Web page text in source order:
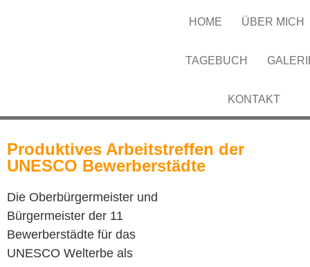
HOME ÜBER MICH
TAGEBUCH
KONTAKT
Produktives Arbeitstreffen der
UNESCO Bewerberstädte
Die Oberbürgermeister und
Bürgermeister der 11
Bewerberstädte für das
UNESCO Welterbe als